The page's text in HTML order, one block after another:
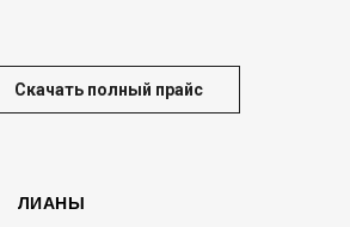
Скачать полный прайс
ЛИАНЫ